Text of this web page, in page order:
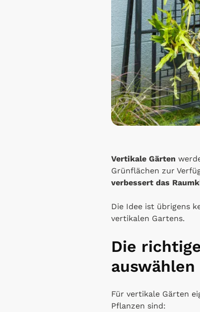
Vertikale Gärten
Grünflächen zur
verbessert das
Die Idee ist übrigens
vertikalen Gartens.
Die
auswählen
Für vertikale Gärten
Pflanzen sind: